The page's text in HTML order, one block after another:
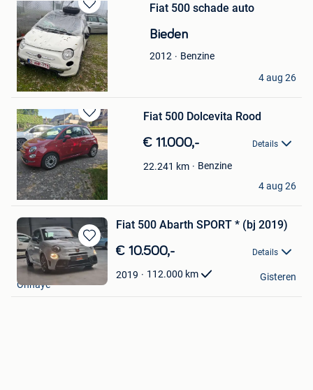
Bewaren
in
Mijn
Favorieten
Fiat 500 schade auto
Bieden
2012
Benzine
SECOND CARS
Hooglede
4 aug 26
Bewaren
in
Mijn
Favorieten
Fiat 500 Dolcevita Rood
€ 11.000,- Details
22.241 km
Benzine
LanaM
Temse
4 aug 26
Bewaren
in
Mijn
Favorieten
Fiat 500 Abarth SPORT * (bj 2019)
€ 10.500,- Details
2019 112.000 km
GARAGE PIERRE
Onhaye
Gisteren